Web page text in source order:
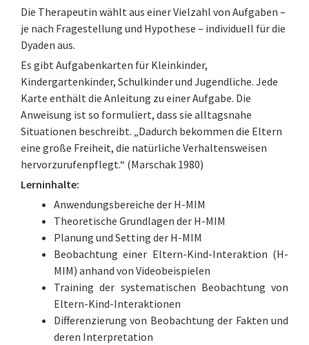
Die Therapeutin wählt aus einer Vielzahl von Aufgaben –
je nach Fragestellung und Hypothese – individuell für die
Dyaden aus.
Es gibt Aufgabenkarten für Kleinkinder,
Kindergartenkinder, Schulkinder und Jugendliche. Jede
Karte enthält die Anleitung zu einer Aufgabe. Die
Anweisung ist so formuliert, dass sie alltagsnahe
Situationen beschreibt. „Dadurch bekommen die Eltern
eine große Freiheit, die natürliche Verhaltensweisen
hervorzurufenpflegt.“ (Marschak 1980)
Lerninhalte:
Anwendungsbereiche der H-MIM
Theoretische Grundlagen der H-MIM
Planung und Setting der H-MIM
Beobachtung einer Eltern-Kind-Interaktion (H-
MIM) anhand von Videobeispielen
Training der systematischen Beobachtung von
Eltern-Kind-Interaktionen
Differenzierung von Beobachtung der Fakten und
deren Interpretation